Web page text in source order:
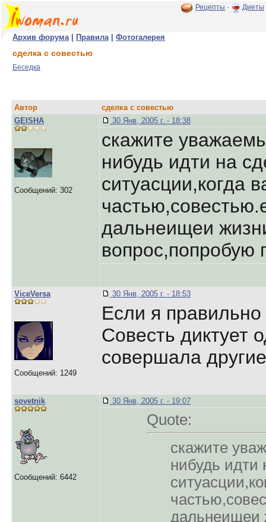
Рецепты · Диеты
Архив форума| Правила| Фотогалерея
сделка с совестью
Беседка
Автор
сделка с совестью
GEISHA
Сообщений: 302
30 Янв, 2005 г. - 18:38
скажите
нибудь идти на
ситуасции,когда
дальнеищеи
вопpос,попpобую
ViceVersa
Сообщений: 1249
30 Янв, 2005 г. - 18:53
Если я
Совесть диктует
совершала
sovetnik
Сообщений: 6442
30 Янв, 2005 г. - 19:07
Quote:
скажите
нибудь идти
дальнеищеи